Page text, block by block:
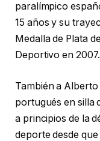
paralímpico
15 años y su
Medalla de Plata
Deportivo en 2007.
También a
portugués en silla
a principios de la
deporte desde